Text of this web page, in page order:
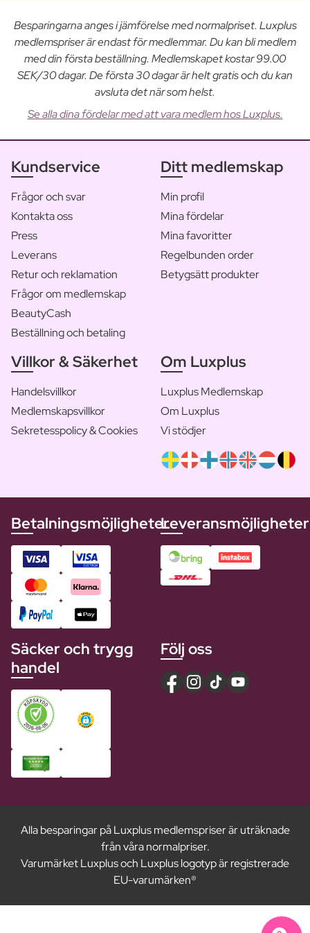
Besparingarna anges i jämförelse med normalpriset. Luxplus
medlemspriser är endast för medlemmar. Du kan bli medlem
med din första beställning. Medlemskapet kostar 99.00
SEK/30 dagar. De första 30 dagar är helt gratis och du kan
avsluta det när som helst.
Se alla dina fördelar med att vara medlem hos Luxplus.
Kundservice
Frågor och svar
Kontakta oss
Press
Leverans
Retur och reklamation
Frågor om medlemskap
BeautyCash
Beställning och betaling
Ditt medlemskap
Min profil
Mina fördelar
Mina favoritter
Regelbunden order
Betygsätt produkter
Villkor & Säkerhet
Handelsvillkor
Medlemskapsvillkor
Sekretesspolicy & Cookies
Om Luxplus
Luxplus Medlemskap
Om Luxplus
Vi stödjer
BetalningsmöjligheterLeveransmöjligheter
Säcker och trygg
handel
Följ oss
Alla besparingar på Luxplus medlemspriser är uträknade
från våra normalpriser.
Varumärket Luxplus och Luxplus logotyp är registrerade
EU-varumärken®